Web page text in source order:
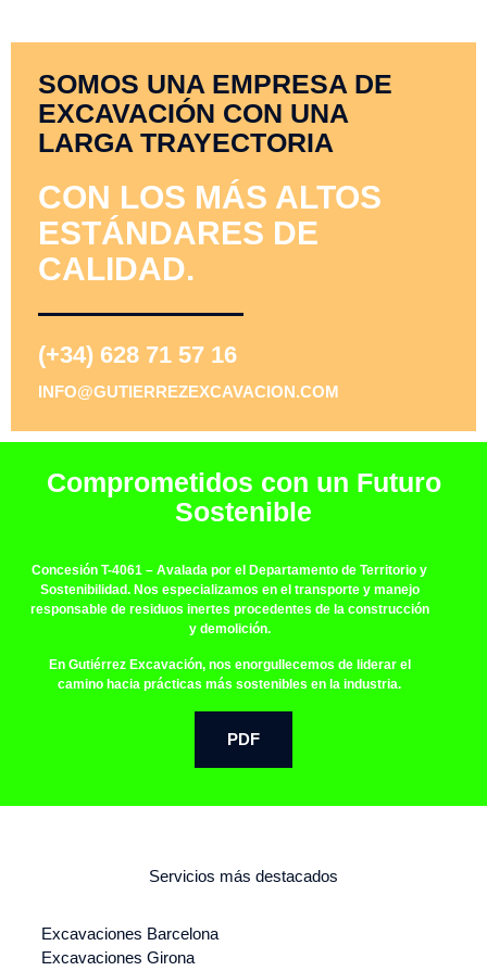
SOMOS UNA EMPRESA DE
EXCAVACIÓN CON UNA
LARGA TRAYECTORIA
CON LOS MÁS ALTOS
ESTÁNDARES DE
CALIDAD.
(+34) 628 71 57 16
INFO@GUTIERREZEXCAVACION.COM
Comprometidos con un Futuro
Sostenible
Concesión T-4061 – Avalada por el Departamento de Territorio y
Sostenibilidad. Nos especializamos en el transporte y manejo
responsable de residuos inertes procedentes de la construcción
y demolición.
En Gutiérrez Excavación, nos enorgullecemos de liderar el
camino hacia prácticas más sostenibles en la industria.
PDF
Servicios más destacados
Excavaciones Barcelona
Excavaciones Girona